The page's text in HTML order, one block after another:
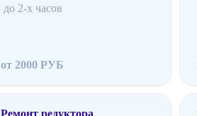
до 2-х часов
от 2000 РУБ
Ремонт редуктора